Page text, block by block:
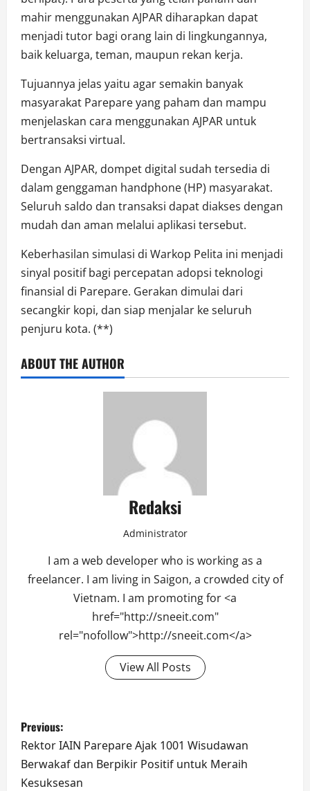
mahir menggunakan AJPAR diharapkan dapat
menjadi tutor bagi orang lain di lingkungannya,
baik keluarga, teman, maupun rekan kerja.
Tujuannya jelas yaitu agar semakin banyak
masyarakat Parepare yang paham dan mampu
menjelaskan cara menggunakan AJPAR untuk
bertransaksi virtual.
Dengan AJPAR, dompet digital sudah tersedia di
dalam genggaman handphone (HP) masyarakat.
Seluruh saldo dan transaksi dapat diakses dengan
mudah dan aman melalui aplikasi tersebut.
Keberhasilan simulasi di Warkop Pelita ini menjadi
sinyal positif bagi percepatan adopsi teknologi
finansial di Parepare. Gerakan dimulai dari
secangkir kopi, dan siap menjalar ke seluruh
penjuru kota. (**)
ABOUT THE AUTHOR
Redaksi
Administrator
I am a web developer who is working as a
freelancer. I am living in Saigon, a crowded city of
Vietnam. I am promoting for <a
href="http://sneeit.com"
rel="nofollow">http://sneeit.com</a>
View All Posts
Post
navigation
Previous:
Rektor IAIN Parepare Ajak 1001 Wisudawan
Berwakaf dan Berpikir Positif untuk Meraih
Kesuksesan